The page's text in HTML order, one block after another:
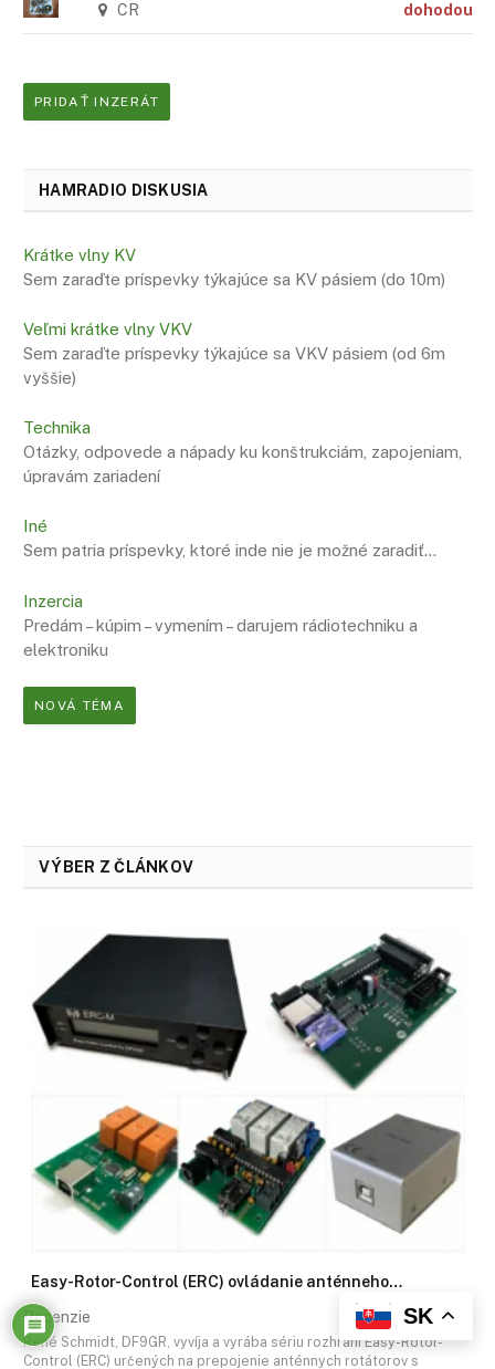
CR dohodou
PRIDAŤ INZERÁT
HAMRADIO DISKUSIA
Krátke vlny KV
Sem zaraďte príspevky týkajúce sa KV pásiem (do 10m)
Veľmi krátke vlny VKV
Sem zaraďte príspevky týkajúce sa VKV pásiem (od 6m
vyššie)
Technika
Otázky, odpovede a nápady ku konštrukciám, zapojeniam,
úpravám zariadení
Iné
Sem patria príspevky, ktoré inde nie je možné zaradiť…
Inzercia
Predám – kúpim – vymením – darujem rádiotechniku a
elektroniku
NOVÁ TÉMA
VÝBER Z ČLÁNKOV
Easy-Rotor-Control (ERC) ovládanie anténneho…
Recenzie
René Schmidt, DF9GR, vyvíja a vyrába sériu rozhraní Easy-Rotor-
Control (ERC) určených na prepojenie anténnych rotátorov s
SK